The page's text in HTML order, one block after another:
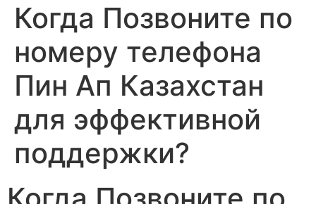
Когда Позвоните по
номеру телефона
Пин Ап Казахстан
для эффективной
поддержки?